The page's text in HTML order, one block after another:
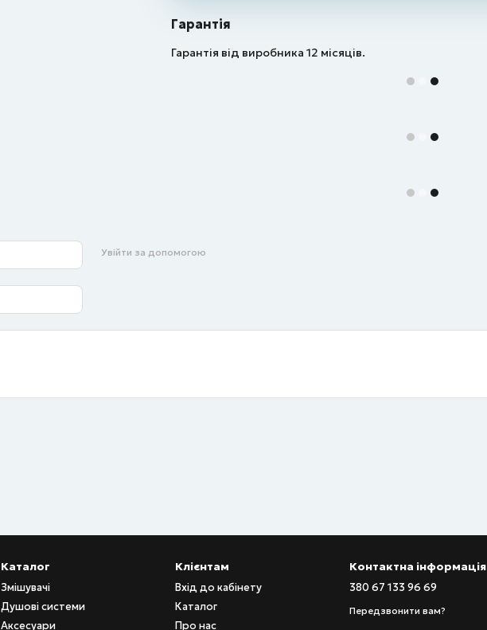
Гарантія
Гарантія від виробника 12 місяців.
Увійти за допомогою
Каталог
Змішувачі
Душові системи
Аксесуари
Клієнтам
Вхід до кабінету
Каталог
Про нас
Контактна інформація
380 67 133 96 69
Передзвонити вам?